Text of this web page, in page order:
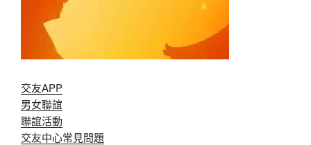
交友APP
男女聯誼
聯誼活動
交友中心常見問題